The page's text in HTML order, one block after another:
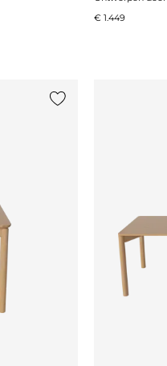
€ 1.449